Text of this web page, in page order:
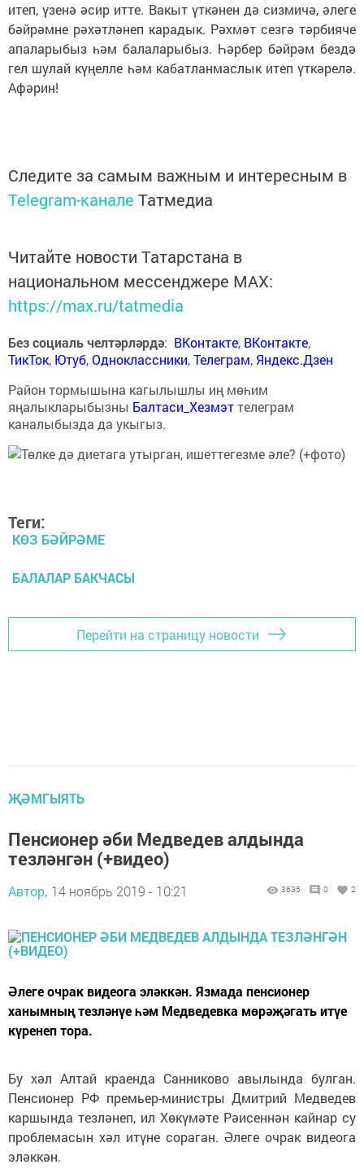
итеп, үзенә әсир итте. Вакыт үткәнен дә сизмичә, әлеге
бәйрәмне рәхәтләнеп карадык. Рәхмәт сезгә тәрбияче
апаларыбыз һәм балаларыбыз. Һәрбер бәйрәм бездә
гел шулай күңелле һәм кабатланмаслык итеп үткәрелә.
Афәрин!
Следите за самым важным и интересным в
Telegram-канале Татмедиа
Читайте новости Татарстана в
национальном мессенджере MАХ:
https://max.ru/tatmedia
Без социаль челтәрләрдә: ВКонтакте, ВКонтакте,
ТикТок, Ютуб,Одноклассники,Телеграм, Яндекс.Дзен
Район тормышына кагылышлы иң мөһим
яңалыкларыбызны Балтаси_Хезмэттелеграм
каналыбызда да укыгыз.
Теги:
КӨЗ БӘЙРӘМЕ
БАЛАЛАР БАКЧАСЫ
Перейти на страницу новости
ҖӘМГЫЯТЬ
Пенсионер әби Медведев алдында
тезләнгән (+видео)
Автор, 14 ноябрь 2019 - 10:21 3635 0 2
Әлеге очрак видеога эләккән. Язмада пенсионер
ханымның тезләнүе һәм Медведевка мөрәҗәгать итүе
күренеп тора.
Бу хәл Алтай краенда Санниково авылында булган.
Пенсионер РФ премьер-министры Дмитрий Медведев
каршында тезләнеп, ил Хөкүмәте Рәисеннән кайнар су
проблемасын хәл итүне сораган. Әлеге очрак видеога
эләккән.